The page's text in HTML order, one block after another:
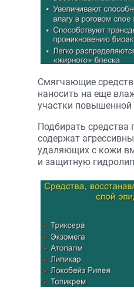
Смягчающие
наносить на еще
участки повышенной
Подбирать средства
содержат
удаляющих с кожи
и защитную